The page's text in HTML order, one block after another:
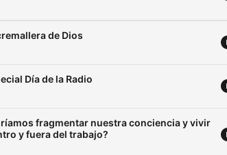
de Dios
Día de la Radio
fragmentar nuestra conciencia y vivir
y fuera del trabajo?